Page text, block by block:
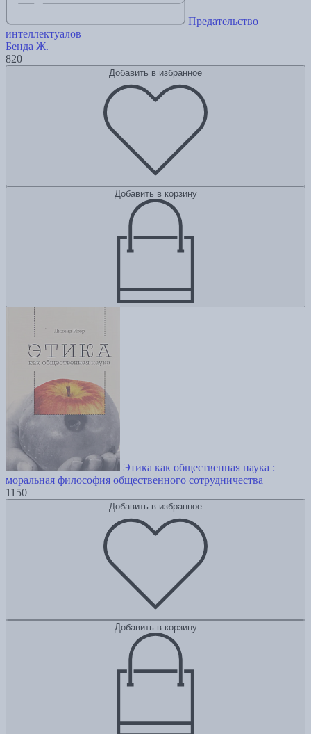
Предательство
интеллектуалов
Бенда Ж.
820
Добавить в избранное
Добавить в корзину
Этика как общественная наука :
моральная философия общественного сотрудничества
1150
Добавить в избранное
Добавить в корзину